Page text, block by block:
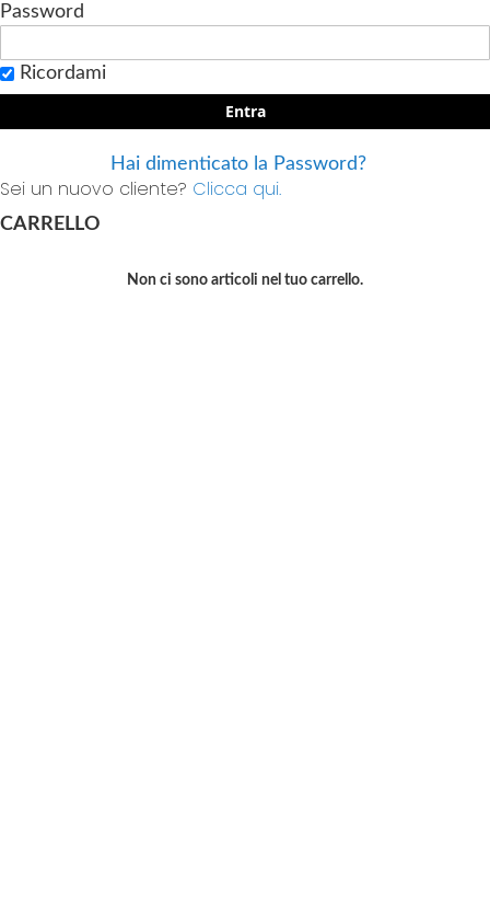
Password
Ricordami
Entra
Hai dimenticato la Password?
Sei un nuovo cliente? Clicca qui.
CARRELLO
Non ci sono articoli nel tuo carrello.